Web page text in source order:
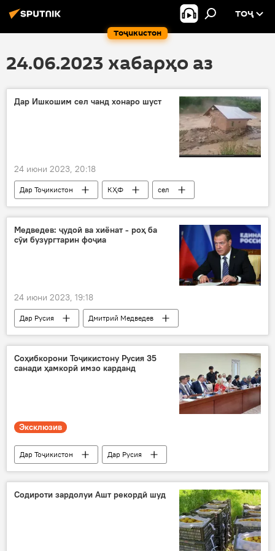
Тоҷикистон
ТОҶ
24.06.2023 хабарҳо аз
Дар Ишкошим сел чанд хонаро шуст
24 июни 2023, 20:18
Дар Тоҷикистон КҲФ
сел
Рӯйдод, ҷиноят ва ҳолатҳои фавқулода
Ишкошим
Медведев: ҷудоӣ ва хиёнат - роҳ ба
сӯи бузургтарин фоҷиа
24 июни 2023, 19:18
Дар Русия
Дмитрий Медведев
Сиёсат
Соҳибкорони Тоҷикистону Русия 35
санади ҳамкорӣ имзо карданд
Эксклюзив
Дар Тоҷикистон
Дар Русия
Иқтисод
санад
имзо
соҳибкор
Содироти зардолуи Ашт рекордӣ шуд